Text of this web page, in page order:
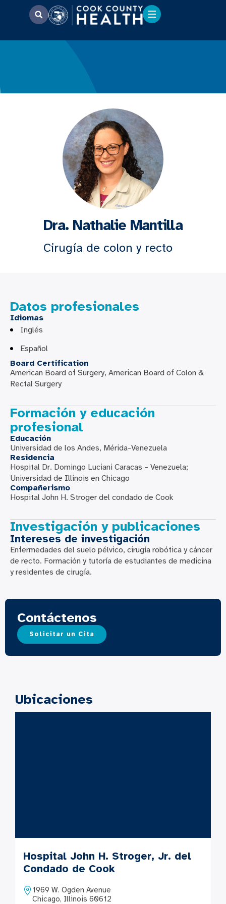
Dra. Nathalie Mantilla
Cirugía de colon y recto
Datos profesionales
Idiomas
Inglés
Español
Board Certification
American Board of Surgery, American Board of Colon &
Rectal Surgery
Formación y educación
profesional
Educación
Universidad de los Andes, Mérida-Venezuela
Residencia
Hospital Dr. Domingo Luciani Caracas – Venezuela;
Universidad de Illinois en Chicago
Compañerismo
Hospital John H. Stroger del condado de Cook
Investigación y publicaciones
Intereses de investigación
Enfermedades del suelo pélvico, cirugía robótica y cáncer
de recto. Formación y tutoría de estudiantes de medicina
y residentes de cirugía.
Contáctenos
Solicitar un Cita
Ubicaciones
Hospital John H. Stroger, Jr. del
Condado de Cook
1969 W. Ogden Avenue
Chicago, Illinois 60612